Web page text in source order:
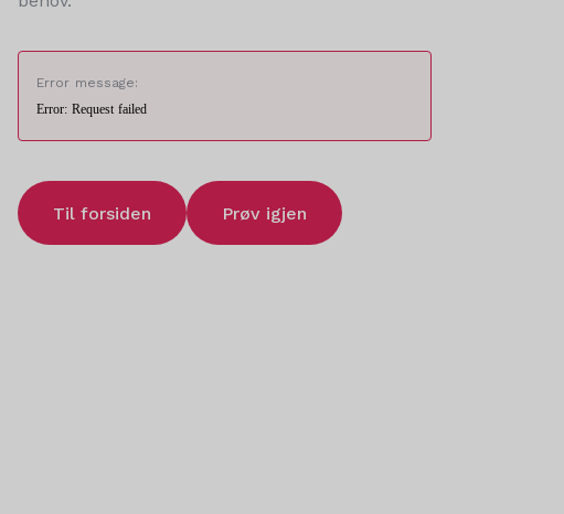
Error message:
Error: Request failed
Til forsiden Prøv igjen